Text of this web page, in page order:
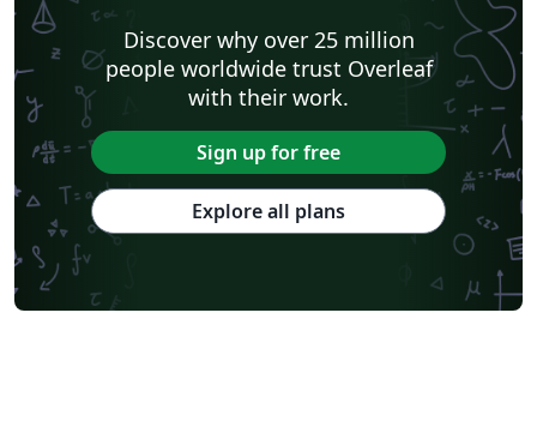
Discover why over 25 million
people worldwide trust Overleaf
with their work.
Sign up for free
Explore all plans